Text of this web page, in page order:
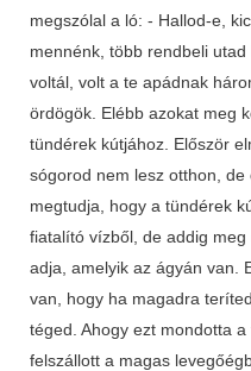
megszólal a ló: - Hallod-e,
mennénk, több rendbeli
voltál, volt a te apádnak
ördögök. Elébb azokat meg
tündérek kútjához. Először
sógorod nem lesz otthon,
megtudja, hogy a tündérek
fiatalító vízből, de addig
adja, amelyik az ágyán van.
van, hogy ha magadra
téged. Ahogy ezt mondotta
felszállott a magas